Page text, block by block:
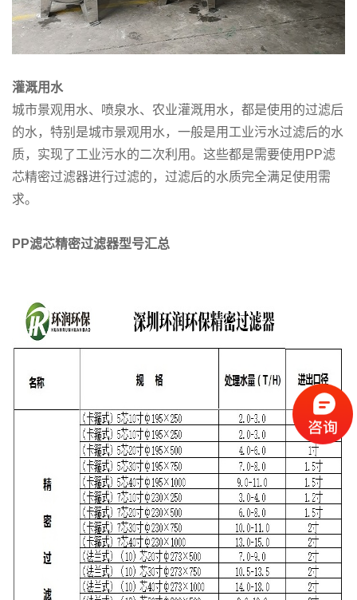
灌溉用水
城市景观用水、喷泉水、农业灌溉用水，都是使用的过滤后
的水，特别是城市景观用水，一般是用工业污水过滤后的水
质，实现了工业污水的二次利用。这些都是需要使用PP滤
芯精密过滤器进行过滤的，过滤后的水质完全满足使用需
求。
PP滤芯精密过滤器型号汇总